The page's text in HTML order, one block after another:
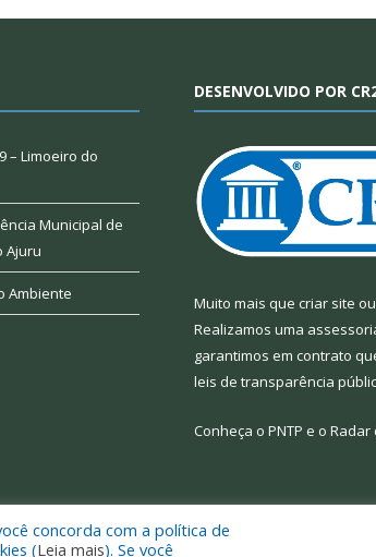
– Limoeiro do
Municipal de
Ajuru
Ambiente
DESENVOLVIDO POR
Muito mais que criar site ou
Realizamos uma
garantimos em contrato
leis de transparência
Conheça o PNTP e o Radar
Mapa do Site
concorda com a política de
(Leia mais). Se você